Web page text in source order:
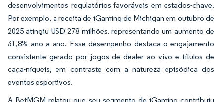
desenvolvimentos regulatórios favoráveis em estados-chave.
Por exemplo, a receita de iGaming de Michigan em outubro de
2025 atingiu USD 278 milhões, representando um aumento de
31,8% ano a ano. Esse desempenho destaca o engajamento
consistente gerado por jogos de dealer ao vivo e títulos de
caça-níqueis, em contraste com a natureza episódica dos
eventos esportivos.
A BetMGM relatou que seu segmento de iGaming contribuiu